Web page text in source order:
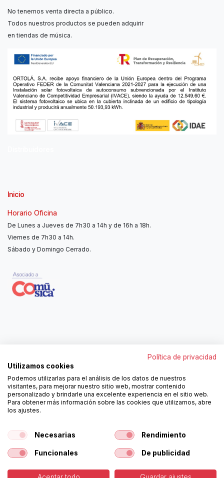
No tenemos venta directa a público.
Todos nuestros productos se pueden adquirir
en tiendas de música.
Inicio
Horario Oficina
De Lunes a Jueves de 7h30 a 14h y de 16h a 18h.
Viernes de 7h30 a 14h.
Sábado y Domingo Cerrado.
962250313
ortola@ortola-sa.es
Av. d'Albaida, s/n
46840 La Pobla del Duc (Valencia)
¡Síguenos!
Política de privacidad
Utilizamos cookies
Podemos utilizarlas para el análisis de los datos de nuestros
visitantes, para mejorar nuestro sitio web, mostrar contenido
personalizado y brindarle una excelente experiencia en el sitio web.
Para obtener más información sobre las cookies que utilizamos, abre
los ajustes.
Necesarias Rendimiento
Funcionales De publicidad